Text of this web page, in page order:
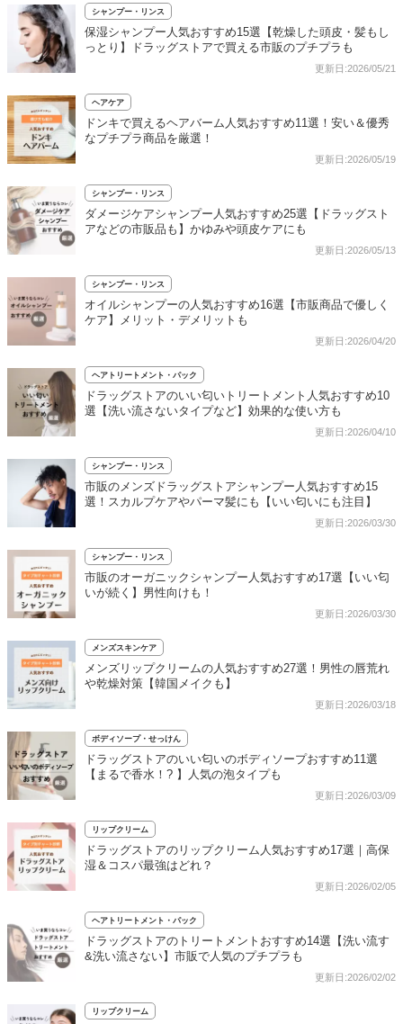
シャンプー・リンス
保湿シャンプー人気おすすめ15選【乾燥した頭皮・髪もし
っとり】ドラッグストアで買える市販のプチプラも
更新日:2026/05/21
ヘアケア
ドンキで買えるヘアバーム人気おすすめ11選！安い＆優秀
なプチプラ商品を厳選！
更新日:2026/05/19
シャンプー・リンス
ダメージケアシャンプー人気おすすめ25選【ドラッグスト
アなどの市販品も】かゆみや頭皮ケアにも
更新日:2026/05/13
シャンプー・リンス
オイルシャンプーの人気おすすめ16選【市販商品で優しく
ケア】メリット・デメリットも
更新日:2026/04/20
ヘアトリートメント・パック
ドラッグストアのいい匂いトリートメント人気おすすめ10
選【洗い流さないタイプなど】効果的な使い方も
更新日:2026/04/10
シャンプー・リンス
市販のメンズドラッグストアシャンプー人気おすすめ15
選！スカルプケアやパーマ髪にも【いい匂いにも注目】
更新日:2026/03/30
シャンプー・リンス
市販のオーガニックシャンプー人気おすすめ17選【いい匂
いが続く】男性向けも！
更新日:2026/03/30
メンズスキンケア
メンズリップクリームの人気おすすめ27選！男性の唇荒れ
や乾燥対策【韓国メイクも】
更新日:2026/03/18
ボディソープ・せっけん
ドラッグストアのいい匂いのボディソープおすすめ11選
【まるで香水！? 】人気の泡タイプも
更新日:2026/03/09
リップクリーム
ドラッグストアのリップクリーム人気おすすめ17選｜高保
湿＆コスパ最強はどれ？
更新日:2026/02/05
ヘアトリートメント・パック
ドラッグストアのトリートメントおすすめ14選【洗い流す
&洗い流さない】市販で人気のプチプラも
更新日:2026/02/02
リップクリーム